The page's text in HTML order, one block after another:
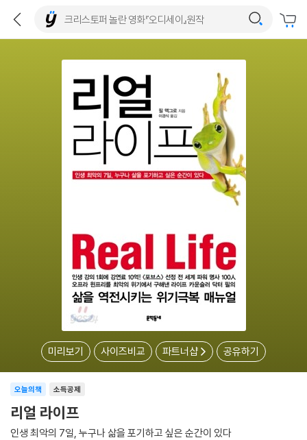
미리보기 사이즈비교 파트너샵 공유하기
소득공제
오늘의책
리얼 라이프
인생 최악의 7일, 누구나 삶을 포기하고 싶은 순간이 있다